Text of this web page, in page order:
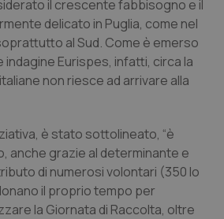
urogenitali
impianti
il crescente fabbisogno e il
delicato in Puglia, come nel
al Sud. Come è emerso
Eurispes, infatti, circa la
non riesce ad arrivare alla
è stato sottolineato, “è
anche grazie al determinante e
di numerosi volontari (350 lo
il proprio tempo per
la Giornata di Raccolta, oltre